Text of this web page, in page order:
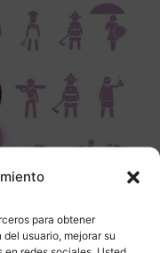
para obtener
usuario, mejorar su